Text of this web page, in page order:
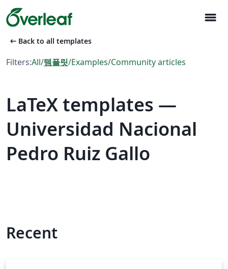
menu
arrow_left_alt Back to all templates
Filters:All/템플릿/Examples/Community articles
LaTeX templates —
Universidad Nacional
Pedro Ruiz Gallo
Recent